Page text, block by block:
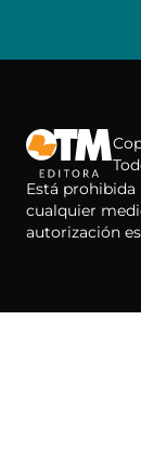
Está
cualquier
autorización